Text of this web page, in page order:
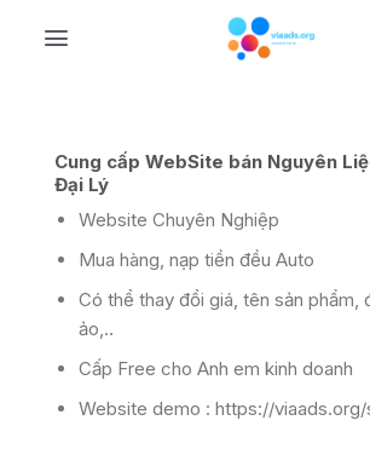
Cung cấp WebSite bán Nguyên
Đại Lý
Website Chuyên Nghiệp
Mua hàng, nạp tiền đều Auto
Có thể thay đổi giá, tên sản phẩm,
ảo,..
Cấp Free cho Anh em kinh doanh
Website demo : https://